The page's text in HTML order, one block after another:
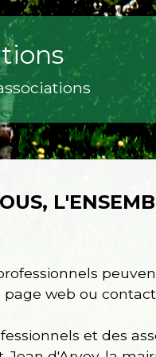
web ou
et des